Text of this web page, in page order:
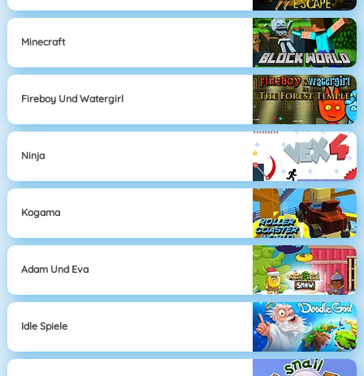
Minecraft
Fireboy Und Watergirl
Ninja
Kogama
Adam Und Eva
Idle Spiele